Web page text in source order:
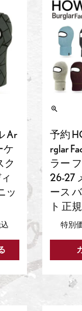
Ar
ケ
ク
ッ
予約
rglar
ラー
26-27
ース
ト 正
特別